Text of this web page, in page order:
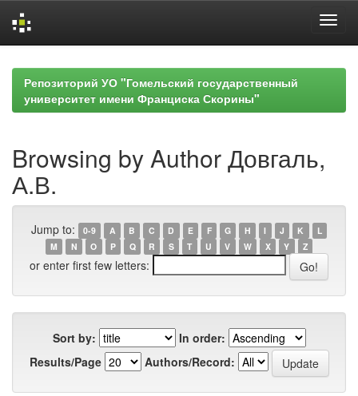
navigationРепозиторий УО "Гомельский государственный
университет имени Франциска Скорины"
Browsing by Author Довгаль,
А.В.
Jump to: 0-9 A B C D E F G H I J K
L
M
N O P Q R S T U V W X Y Z
or enter first few letters:
Sort by:
In order:
Results/Page
Authors/Record: